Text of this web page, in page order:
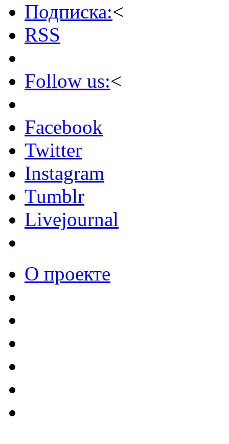
Подписка:<
RSS
Follow us:<
Facebook
Twitter
Instagram
Tumblr
Livejournal
О проекте